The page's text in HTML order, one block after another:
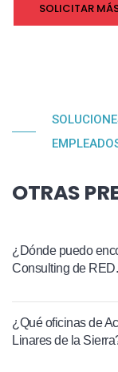
SOLICITAR
OTRAS
¿Dónde puedo
Consulting de
¿Qué oficinas de
Linares de la